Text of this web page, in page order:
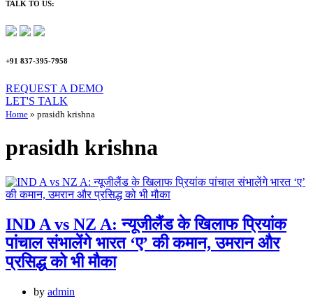
TALK TO US:
+91 837-395-7958
REQUEST A DEMO​
LET'S TALK
Home » prasidh krishna
prasidh krishna
IND A vs NZ A: न्यूजीलैंड के खिलाफ प्रियांक
पांचाल संभालेंगे भारत ‘ए’ की कमान, उमरान और
प्रसिद्ध को भी मौका
by admin